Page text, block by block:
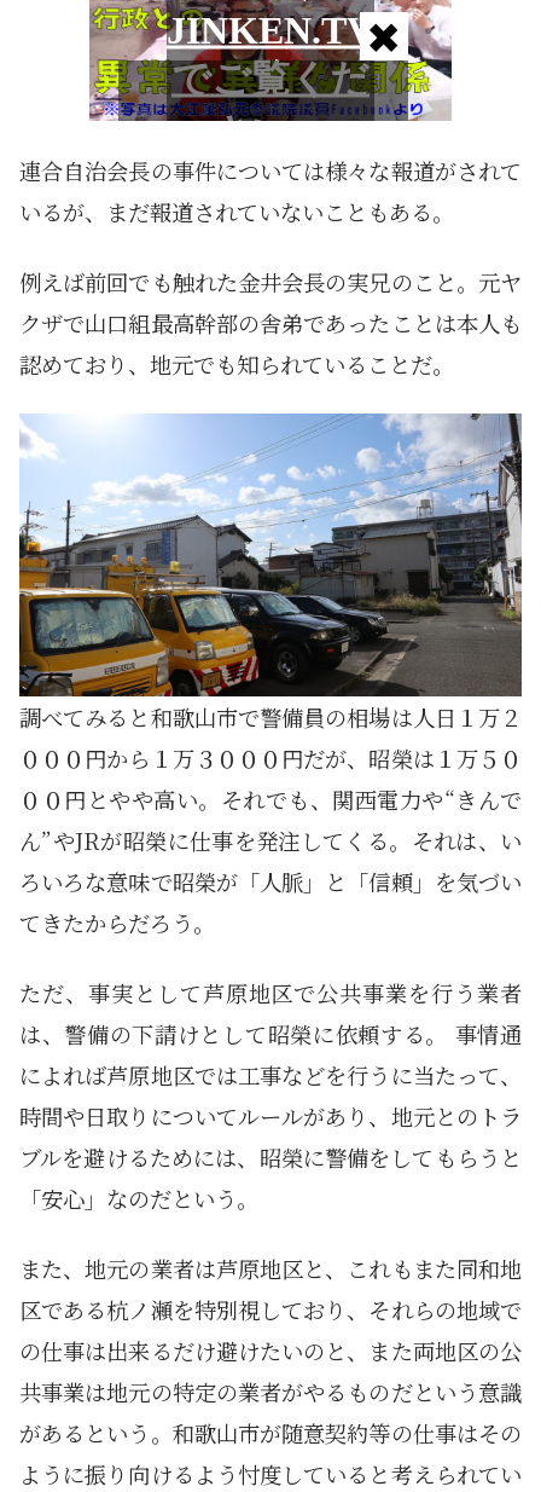
連合自治会長の事件については様々な報道がされて
いるが、まだ報道されていないこともある。
例えば前回でも触れた金井会長の実兄のこと。元ヤ
クザで山口組最高幹部の舎弟であったことは本人も
認めており、地元でも知られていることだ。
調べてみると和歌山市で警備員の相場は人日１万２
０００円から１万３０００円だが、昭榮は１万５０
００円とやや高い。それでも、関西電力や“きんで
ん”やJRが昭榮に仕事を発注してくる。それは、い
ろいろな意味で昭榮が「人脈」と「信頼」を気づい
てきたからだろう。
ただ、事実として芦原地区で公共事業を行う業者
は、警備の下請けとして昭榮に依頼する。 事情通
によれば芦原地区では工事などを行うに当たって、
時間や日取りについてルールがあり、地元とのトラ
ブルを避けるためには、昭榮に警備をしてもらうと
「安心」なのだという。
また、地元の業者は芦原地区と、これもまた同和地
区である杭ノ瀬を特別視しており、それらの地域で
の仕事は出来るだけ避けたいのと、また両地区の公
共事業は地元の特定の業者がやるものだという意識
があるという。和歌山市が随意契約等の仕事はその
ように振り向けるよう忖度していると考えられてい